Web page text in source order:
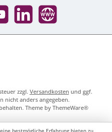
LinkedIn Website
zzgl. Versandkosten und ggf.
nicht anders angegeben.
Theme by ThemeWare®
bestmögliche Erfahrung bieten zu